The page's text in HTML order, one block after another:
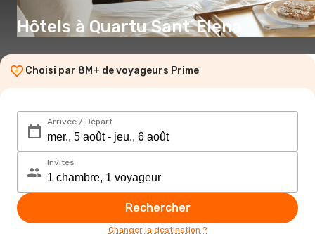
Hôtels à Quartu Sant´Elena
Choisi par 8M+ de voyageurs Prime
Arrivée / Départ
Invités
Rechercher
Changer la destination ?